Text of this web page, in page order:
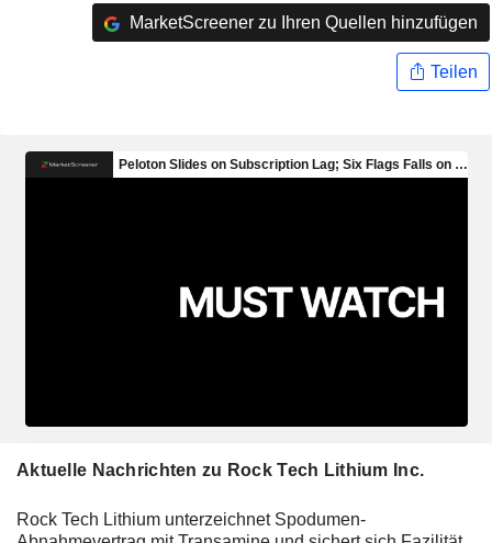
MarketScreener zu Ihren Quellen hinzufügen
Teilen
Aktuelle Nachrichten zu Rock Tech Lithium Inc.
Rock Tech Lithium unterzeichnet Spodumen-